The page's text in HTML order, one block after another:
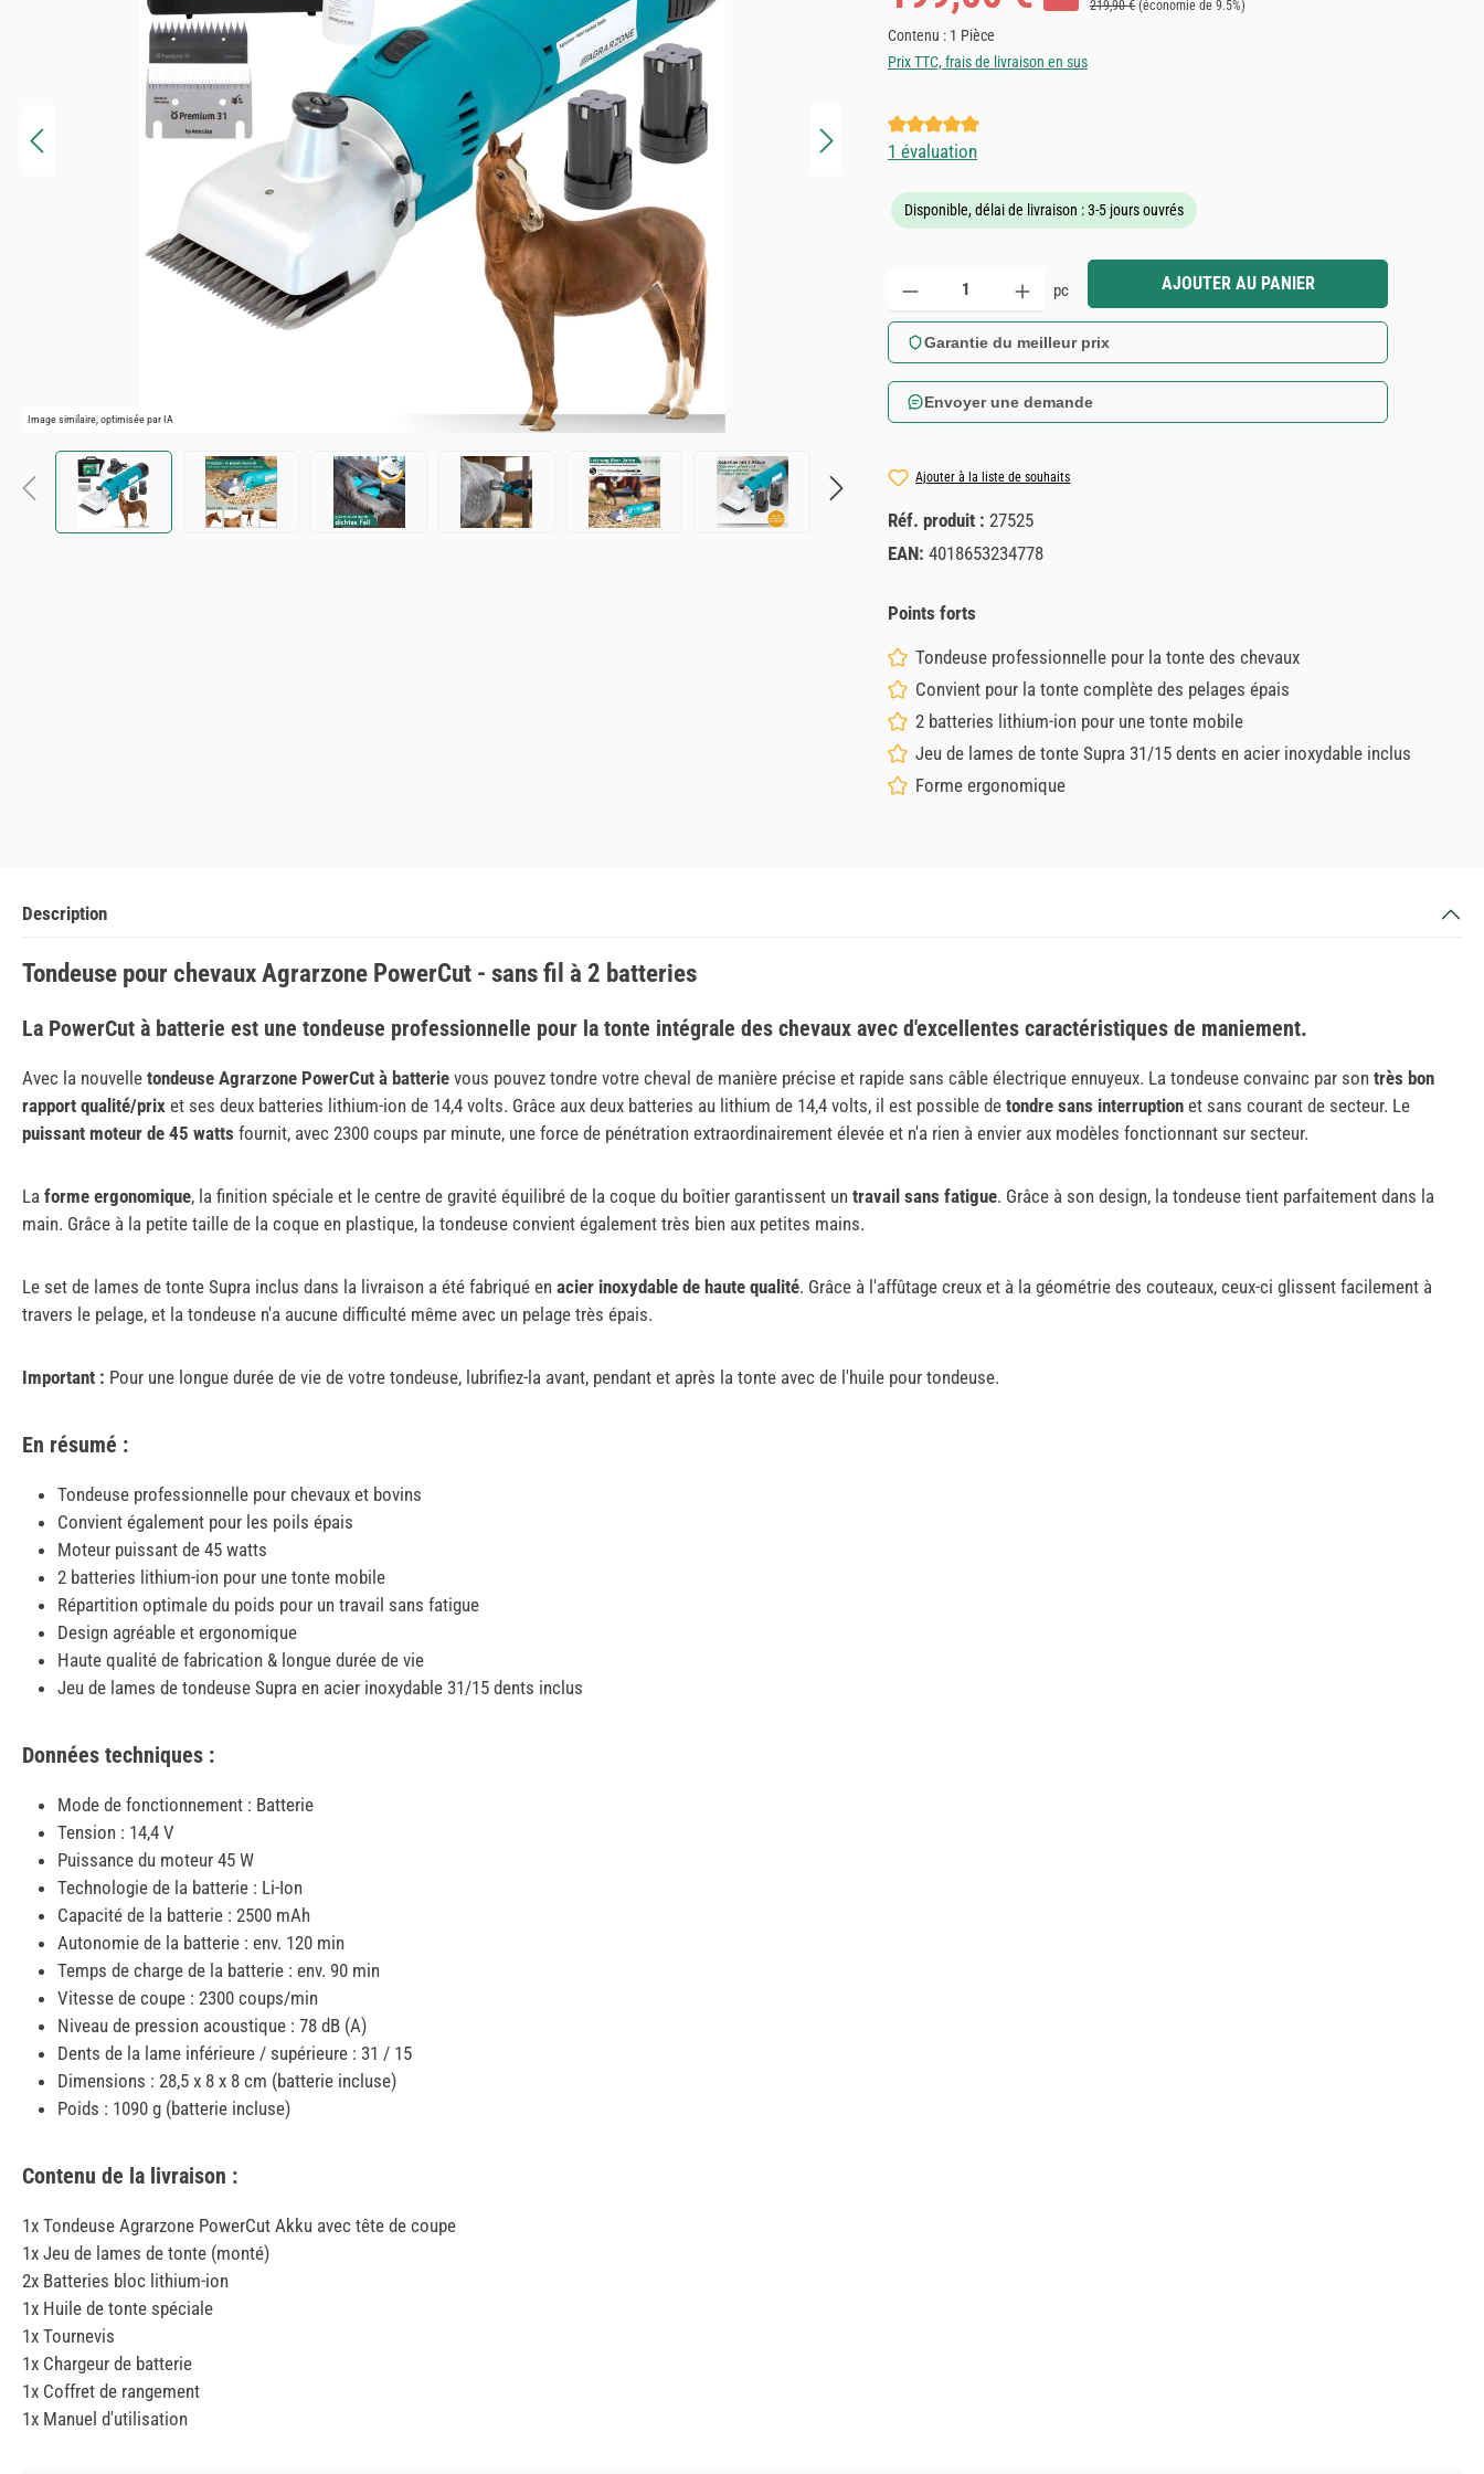
Image similaire, optimisée par IA
Prix régulier :
219,90 € (économie de 9.5%)
Contenu : 1 Pièce
Prix TTC, frais de livraison en sus
Note moyenne de 5 sur 5 étoiles
1 évaluation
Disponible, délai de livraison : 3-5 jours ouvrés
Quantité de produit : Entrez la quantité souhaitée ou utilisez les boutons pour augmenter ou
pc AJOUTER AU PANIER
Garantie du meilleur prix
Envoyer une demande
Ajouter à la liste de souhaits
Réf. produit : 27525
EAN: 4018653234778
Points forts
Tondeuse professionnelle pour la tonte des chevaux
Convient pour la tonte complète des pelages épais
2 batteries lithium-ion pour une tonte mobile
Jeu de lames de tonte Supra 31/15 dents en acier inoxydable inclus
Forme ergonomique
Description
Tondeuse pour chevaux Agrarzone PowerCut - sans fil à 2 batteries
La PowerCut à batterie est une tondeuse professionnelle pour la tonte intégrale des chevaux avec d'excellentes caractéristiques de maniement.
Avec la nouvelle tondeuse Agrarzone PowerCut à batterie vous pouvez tondre votre cheval de manière précise et rapide sans câble électrique ennuyeux. La tondeuse convainc par son très bon
rapport qualité/prix et ses deux batteries lithium-ion de 14,4 volts. Grâce aux deux batteries au lithium de 14,4 volts, il est possible de tondre sans interruption et sans courant de secteur. Le
puissant moteur de 45 watts fournit, avec 2300 coups par minute, une force de pénétration extraordinairement élevée et n'a rien à envier aux modèles fonctionnant sur secteur.
La forme ergonomique, la finition spéciale et le centre de gravité équilibré de la coque du boîtier garantissent un travail sans fatigue. Grâce à son design, la tondeuse tient parfaitement dans la
main. Grâce à la petite taille de la coque en plastique, la tondeuse convient également très bien aux petites mains.
Le set de lames de tonte Supra inclus dans la livraison a été fabriqué en acier inoxydable de haute qualité. Grâce à l'affûtage creux et à la géométrie des couteaux, ceux-ci glissent facilement à
travers le pelage, et la tondeuse n'a aucune difficulté même avec un pelage très épais.
Important : Pour une longue durée de vie de votre tondeuse, lubrifiez-la avant, pendant et après la tonte avec de l'huile pour tondeuse.
En résumé :
Tondeuse professionnelle pour chevaux et bovins
Convient également pour les poils épais
Moteur puissant de 45 watts
2 batteries lithium-ion pour une tonte mobile
Répartition optimale du poids pour un travail sans fatigue
Design agréable et ergonomique
Haute qualité de fabrication & longue durée de vie
Jeu de lames de tondeuse Supra en acier inoxydable 31/15 dents inclus
Données techniques :
Mode de fonctionnement : Batterie
Tension : 14,4 V
Puissance du moteur 45 W
Technologie de la batterie : Li-Ion
Capacité de la batterie : 2500 mAh
Autonomie de la batterie : env. 120 min
Temps de charge de la batterie : env. 90 min
Vitesse de coupe : 2300 coups/min
Niveau de pression acoustique : 78 dB (A)
Dents de la lame inférieure / supérieure : 31 / 15
Dimensions : 28,5 x 8 x 8 cm (batterie incluse)
Poids : 1090 g (batterie incluse)
Contenu de la livraison :
1x Tondeuse Agrarzone PowerCut Akku avec tête de coupe
1x Jeu de lames de tonte (monté)
2x Batteries bloc lithium-ion
1x Huile de tonte spéciale
1x Tournevis
1x Chargeur de batterie
1x Coffret de rangement
1x Manuel d'utilisation